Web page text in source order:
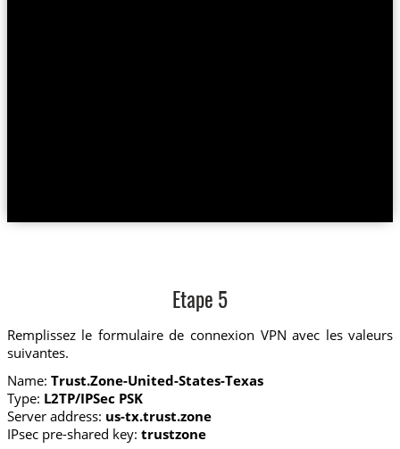
Etape 5
Remplissez le formulaire de connexion VPN avec les valeurs
suivantes.
Name: Trust.Zone-United-States-Texas
Type: L2TP/IPSec PSK
Server address: us-tx.trust.zone
IPsec pre-shared key: trustzone